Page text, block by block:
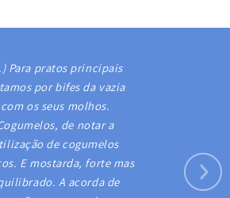
Para pratos principais
por bifes da vazia
com os seus molhos.
de notar a
de cogumelos
E mostarda, forte mas
A acorda de